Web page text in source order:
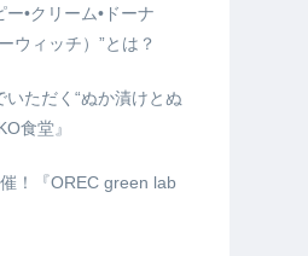
•クリーム•ドーナ
ウィッチ）”とは？
いただく“ぬか漬けとぬ
食堂』
！『OREC green lab